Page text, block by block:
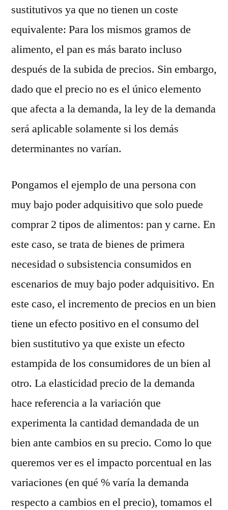
sustitutivos ya que no tienen un coste
equivalente: Para los mismos gramos de
alimento, el pan es más barato incluso
después de la subida de precios. Sin embargo,
dado que el precio no es el único elemento
que afecta a la demanda, la ley de la demanda
será aplicable solamente si los demás
determinantes no varían.
Pongamos el ejemplo de una persona con
muy bajo poder adquisitivo que solo puede
comprar 2 tipos de alimentos: pan y carne. En
este caso, se trata de bienes de primera
necesidad o subsistencia consumidos en
escenarios de muy bajo poder adquisitivo. En
este caso, el incremento de precios en un bien
tiene un efecto positivo en el consumo del
bien sustitutivo ya que existe un efecto
estampida de los consumidores de un bien al
otro. La elasticidad precio de la demanda
hace referencia a la variación que
experimenta la cantidad demandada de un
bien ante cambios en su precio. Como lo que
queremos ver es el impacto porcentual en las
variaciones (en qué % varía la demanda
respecto a cambios en el precio), tomamos el